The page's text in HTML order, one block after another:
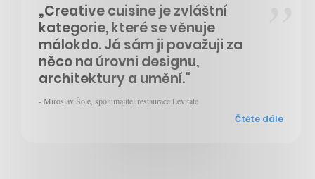
„Creative cuisine je zvláštní
kategorie, které se věnuje
málokdo. Já sám ji považuji za
něco na úrovni designu,
architektury a umění.“
- Miroslav Šole, spolumajitel restaurace Levitate
Čtěte dále